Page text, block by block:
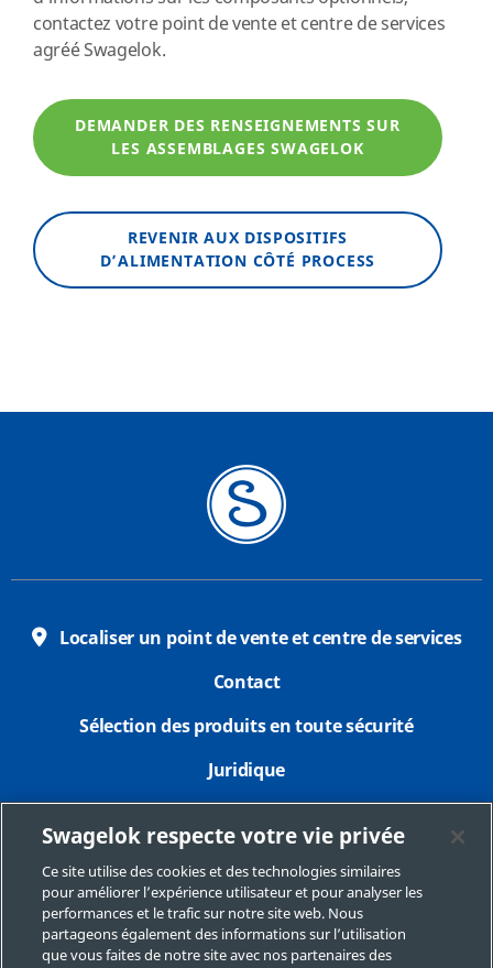
contactez votre point de vente et centre de services
agréé Swagelok.
DEMANDER DES RENSEIGNEMENTS SUR
LES ASSEMBLAGES SWAGELOK
REVENIR AUX DISPOSITIFS
D’ALIMENTATION CÔTÉ PROCESS
Localiser un point de vente et centre de services
Contact
Sélection des produits en toute sécurité
Juridique
Imprimer
Plan du site
Préférences de cookies
Swagelok respecte votre vie privée
Ce site utilise des cookies et des technologies similaires
pour améliorer l’expérience utilisateur et pour analyser les
performances et le trafic sur notre site web. Nous
partageons également des informations sur l’utilisation
que vous faites de notre site avec nos partenaires des